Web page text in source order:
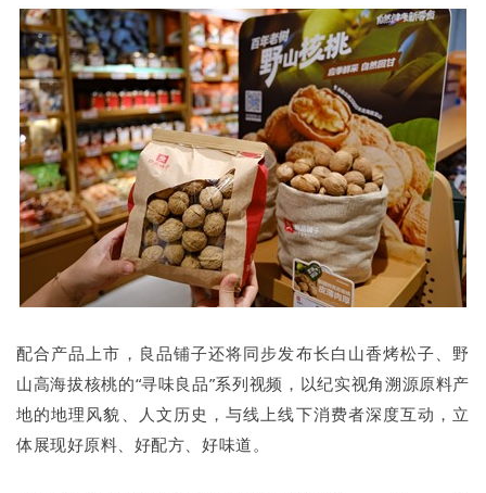
配合产品上市，良品铺子还将同步发布长白山香烤松子、野
山高海拔核桃的“寻味良品”系列视频，以纪实视角溯源原料产
地的地理风貌、人文历史，与线上线下消费者深度互动，立
体展现好原料、好配方、好味道。